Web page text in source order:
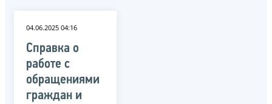
04.06.2025 04:16
Справка о
работе с
обращениями
граждан и